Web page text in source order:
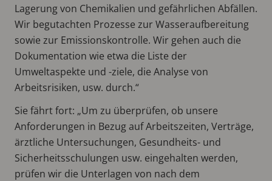
Lagerung von Chemikalien und gefährlichen Abfällen.
Wir begutachten Prozesse zur Wasseraufbereitung
sowie zur Emissionskontrolle. Wir gehen auch die
Dokumentation wie etwa die Liste der
Umweltaspekte und -ziele, die Analyse von
Arbeitsrisiken, usw. durch.“
Sie fährt fort: „Um zu überprüfen, ob unsere
Anforderungen in Bezug auf Arbeitszeiten, Verträge,
ärztliche Untersuchungen, Gesundheits- und
Sicherheitsschulungen usw. eingehalten werden,
prüfen wir die Unterlagen von nach dem